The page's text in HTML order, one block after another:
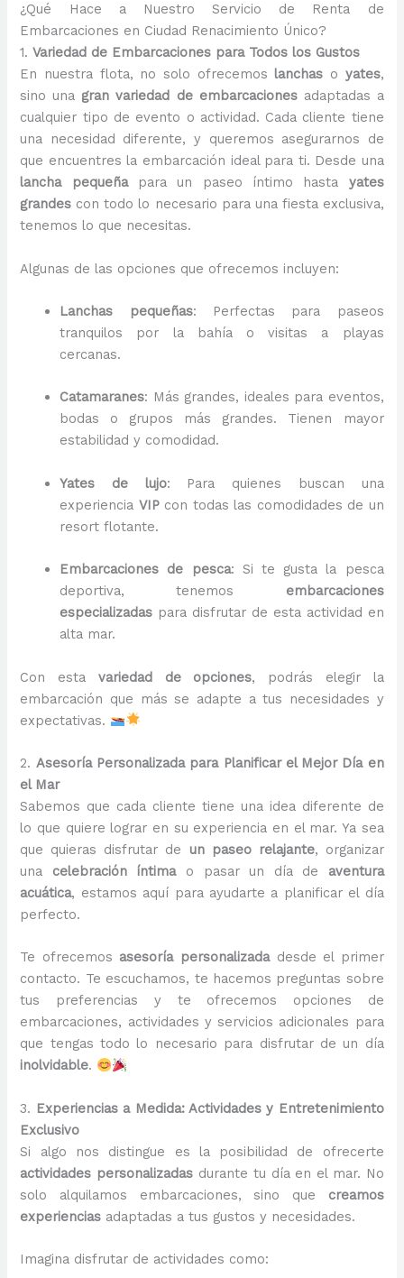
¿Qué Hace a Nuestro Servicio de Renta de
Embarcaciones en Ciudad Renacimiento Único?
1.Variedad de Embarcaciones para Todos los Gustos
En nuestra flota, no solo ofrecemos lanchas o yates,
sino una gran variedad de embarcacionesadaptadas a
cualquier tipo de evento o actividad. Cada cliente tiene
una necesidad diferente, y queremos asegurarnos de
que encuentres la embarcación ideal para ti. Desde una
lancha pequeñapara un paseo íntimo hasta yates
grandes con todo lo necesario para una fiesta exclusiva,
tenemos lo que necesitas.
Algunas de las opciones que ofrecemos incluyen:
Lanchas pequeñas: Perfectas para paseos
tranquilos por la bahía o visitas a playas
cercanas.
Catamaranes: Más grandes, ideales para eventos,
bodas o grupos más grandes. Tienen mayor
estabilidad y comodidad.
Yates de lujo: Para quienes buscan una
experiencia VIPcon todas las comodidades de un
resort flotante.
Embarcaciones de pesca: Si te gusta la pesca
deportiva, tenemos embarcaciones
especializadas para disfrutar de esta actividad en
alta mar.
Con esta variedad de opciones, podrás elegir la
embarcación que más se adapte a tus necesidades y
expectativas.
2. Asesoría Personalizada para Planificar el Mejor Día en
el Mar
Sabemos que cada cliente tiene una idea diferente de
lo que quiere lograr en su experiencia en el mar. Ya sea
que quieras disfrutar de un paseo relajante, organizar
una celebración íntimao pasar un día de aventura
acuática, estamos aquí para ayudarte a planificar el día
perfecto.
Te ofrecemos asesoría personalizadadesde el primer
contacto. Te escuchamos, te hacemos preguntas sobre
tus preferencias y te ofrecemos opciones de
embarcaciones, actividades y servicios adicionales para
que tengas todo lo necesario para disfrutar de un día
inolvidable.
3. Experiencias a Medida: Actividades y Entretenimiento
Exclusivo
Si algo nos distingue es la posibilidad de ofrecerte
actividades personalizadas durante tu día en el mar. No
solo alquilamos embarcaciones, sino que creamos
experiencias adaptadas a tus gustos y necesidades.
Imagina disfrutar de actividades como: